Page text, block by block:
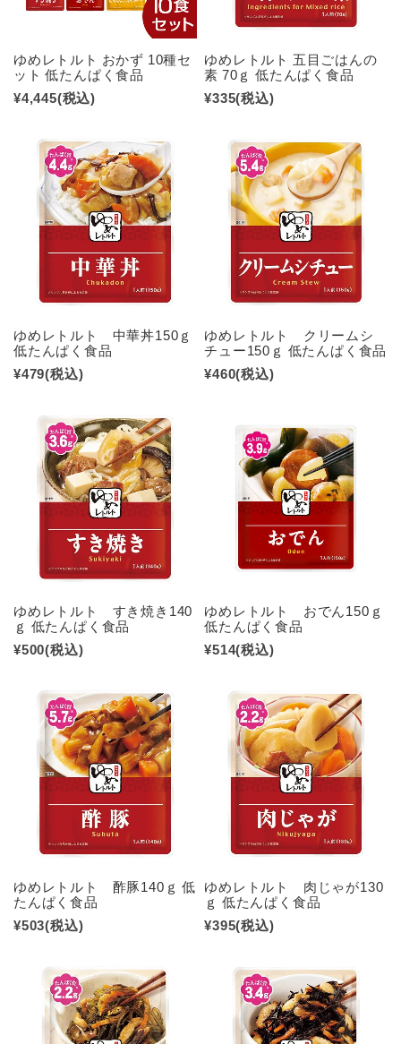
ゆめレトルト おかず 10種セ
ット 低たんぱく食品
¥4,445(税込)
ゆめレトルト 五目ごはんの
素 70ｇ 低たんぱく食品
¥335(税込)
ゆめレトルト 中華丼150ｇ
低たんぱく食品
¥479(税込)
ゆめレトルト クリームシ
チュー150ｇ 低たんぱく食品
¥460(税込)
ゆめレトルト すき焼き140
ｇ 低たんぱく食品
¥500(税込)
ゆめレトルト おでん150ｇ
低たんぱく食品
¥514(税込)
ゆめレトルト 酢豚140ｇ 低
たんぱく食品
¥503(税込)
ゆめレトルト 肉じゃが130
ｇ 低たんぱく食品
¥395(税込)